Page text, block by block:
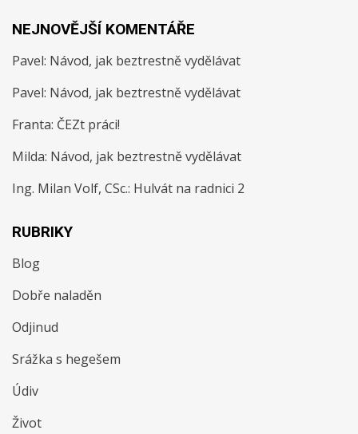
NEJNOVĚJŠÍ KOMENTÁŘE
Pavel: Návod, jak beztrestně vydělávat
Pavel: Návod, jak beztrestně vydělávat
Franta: ČEZt práci!
Milda: Návod, jak beztrestně vydělávat
Ing. Milan Volf, CSc.: Hulvát na radnici 2
RUBRIKY
Blog
Dobře naladěn
Odjinud
Srážka s hegešem
Údiv
Život